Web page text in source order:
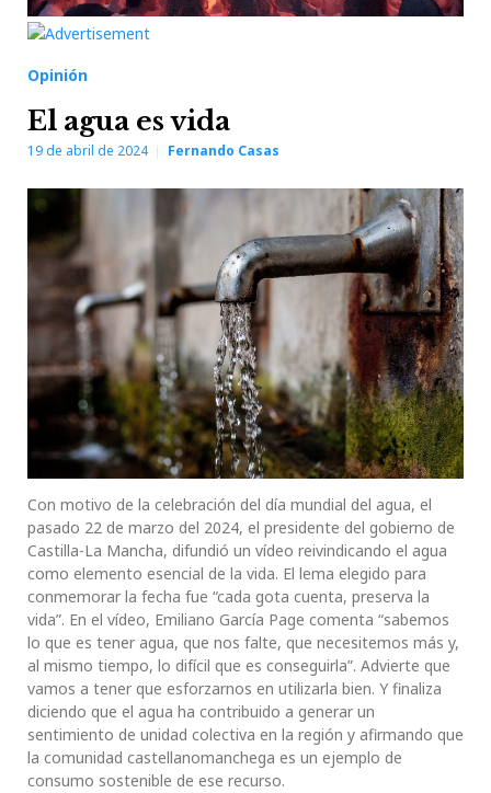
Opinión
El agua es vida
19 de abril de 2024 Fernando Casas
Con motivo de la celebración del día mundial del agua, el
pasado 22 de marzo del 2024, el presidente del gobierno de
Castilla-La Mancha, difundió un vídeo reivindicando el agua
como elemento esencial de la vida. El lema elegido para
conmemorar la fecha fue “cada gota cuenta, preserva la
vida”. En el vídeo, Emiliano García Page comenta “sabemos
lo que es tener agua, que nos falte, que necesitemos más y,
al mismo tiempo, lo difícil que es conseguirla”. Advierte que
vamos a tener que esforzarnos en utilizarla bien. Y finaliza
diciendo que el agua ha contribuido a generar un
sentimiento de unidad colectiva en la región y afirmando que
la comunidad castellanomanchega es un ejemplo de
consumo sostenible de ese recurso.